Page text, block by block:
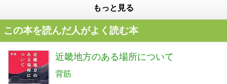
もっと見る
この本を読んだ人がよく読む本
近畿地方のある場所について
背筋